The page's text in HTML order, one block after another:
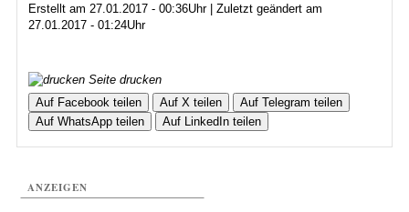
Erstellt am 27.01.2017 - 00:36Uhr | Zuletzt geändert am
27.01.2017 - 01:24Uhr
Seite drucken
Auf Facebook teilen
Auf X teilen
Auf Telegram teilen
Auf WhatsApp teilen
Auf LinkedIn teilen
ANZEIGEN